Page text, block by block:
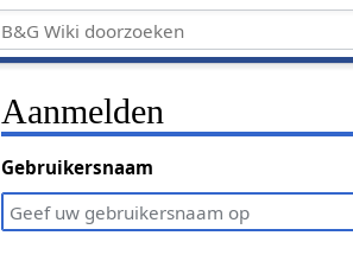
Aanmelden
Gebruikersnaam